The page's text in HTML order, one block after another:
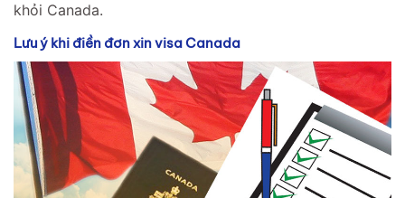
khỏi Canada.
Lưu ý khi điền đơn xin visa Canada